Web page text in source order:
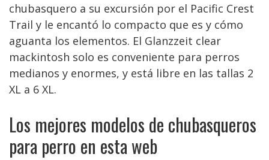
chubasquero a su excursión por el Pacific Crest
Trail y le encantó lo compacto que es y cómo
aguanta los elementos. El Glanzzeit clear
mackintosh solo es conveniente para perros
medianos y enormes, y está libre en las tallas 2
XL a 6 XL.
Los mejores modelos de chubasqueros
para perro en esta web